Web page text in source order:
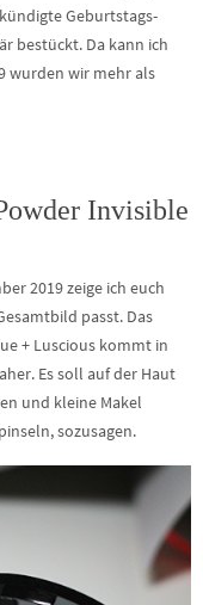
Geburtstags-
bestückt. Da kann ich
wurden wir mehr als
Invisible
2019 zeige ich euch
passt. Das
+ Luscious kommt in
Es soll auf der Haut
und kleine Makel
sozusagen.